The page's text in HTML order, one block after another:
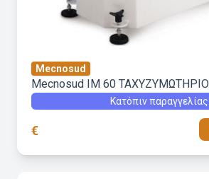
Mecnosud
Mecnosud IM 60 ΤΑΧΥΖΥΜΩΤΗΡΙΟ
Κατόπιν παραγγελίας
€